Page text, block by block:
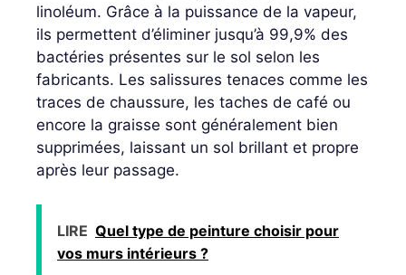
linoléum. Grâce à la puissance de la vapeur,
ils permettent d’éliminer jusqu’à 99,9% des
bactéries présentes sur le sol selon les
fabricants. Les salissures tenaces comme les
traces de chaussure, les taches de café ou
encore la graisse sont généralement bien
supprimées, laissant un sol brillant et propre
après leur passage.
LIRE Quel type de peinture choisir pour
vos murs intérieurs ?